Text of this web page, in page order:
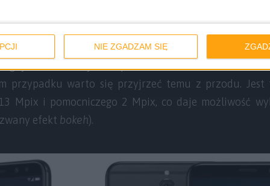
NIE ZGADZAM SIĘ
calowy wyświetlacz FullView IPS w rozdzielczości
jak proporcje 2:1, które są spotykane w coraz
aluminiowa, ale raczej klasyczna i niczym
fakt, że najnowszy średniak od Huawei ma
przypadku warto się przyjrzeć temu z przodu. Jest
Mpix i pomocniczego 2 Mpix, co daje możliwość
efekt bokeh).